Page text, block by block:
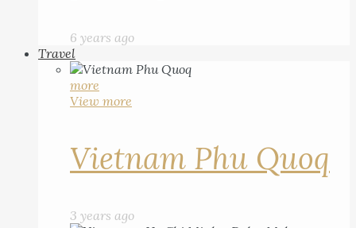
6 years ago
Travel
more
View more
Vietnam Phu Quoq
3 years ago